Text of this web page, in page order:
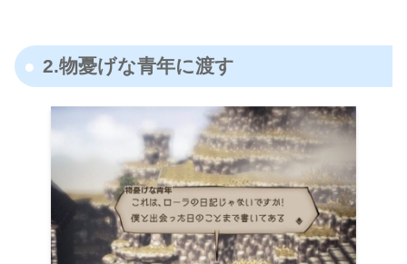
2.物憂げな青年に渡す